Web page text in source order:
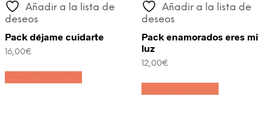
Añadir a la lista de
deseos
Pack déjame cuidarte
16,00€
Añadir a la lista de
deseos
Pack enamorados eres mi
luz
12,00€